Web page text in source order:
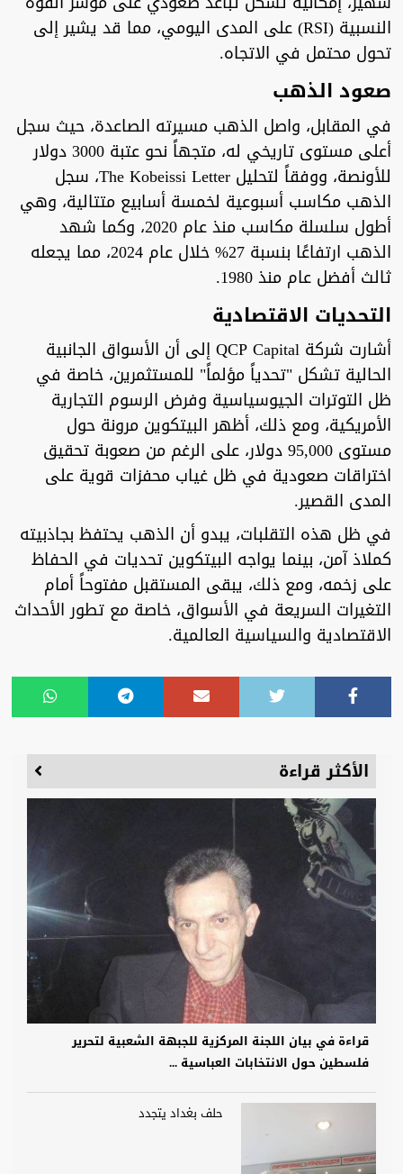
النسبية (RSI) على المدى اليومي، مما قد يشير إلى
تحول محتمل في الاتجاه.
صعود الذهب
في المقابل، واصل الذهب مسيرته الصاعدة، حيث سجل
أعلى مستوى تاريخي له، متجهاً نحو عتبة 3000 دولار
للأونصة، ووفقاً لتحليل The Kobeissi Letter، سجل
الذهب مكاسب أسبوعية لخمسة أسابيع متتالية، وهي
أطول سلسلة مكاسب منذ عام 2020، وكما شهد
الذهب ارتفاعًا بنسبة 27% خلال عام 2024، مما يجعله
ثالث أفضل عام منذ 1980.
التحديات الاقتصادية
أشارت شركة QCP Capital إلى أن الأسواق الجانبية
الحالية تشكل "تحدياً مؤلماً" للمستثمرين، خاصة في
ظل التوترات الجيوسياسية وفرض الرسوم التجارية
الأمريكية، ومع ذلك، أظهر البيتكوين مرونة حول
مستوى 95,000 دولار، على الرغم من صعوبة تحقيق
اختراقات صعودية في ظل غياب محفزات قوية على
المدى القصير.
في ظل هذه التقلبات، يبدو أن الذهب يحتفظ بجاذبيته
كملاذ آمن، بينما يواجه البيتكوين تحديات في الحفاظ
على زخمه، ومع ذلك، يبقى المستقبل مفتوحاً أمام
التغيرات السريعة في الأسواق، خاصة مع تطور الأحداث
الاقتصادية والسياسية العالمية.
الأكثر قراءة
قراءة في بيان اللجنة المركزية للجبهة الشعبية لتحرير
فلسطين حول الانتخابات العباسية ...
حلف بغداد يتجدد